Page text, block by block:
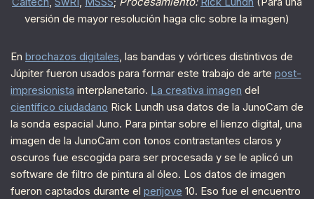
versión de mayor resolución haga clic sobre la imagen)
En brochazos digitales, las bandas y vórtices distintivos de
Júpiter fueron usados para formar este trabajo de arte post-
impresionista interplanetario. La creativa imagen del
científico ciudadano Rick Lundh usa datos de la JunoCam de
la sonda espacial Juno. Para pintar sobre el lienzo digital, una
imagen de la JunoCam con tonos contrastantes claros y
oscuros fue escogida para ser procesada y se le aplicó un
software de filtro de pintura al óleo. Los datos de imagen
fueron captados durante el perijove 10. Eso fue el encuentro